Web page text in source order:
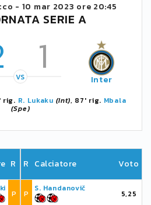
- 10 mar 2023 ore 20:45
SERIE A
1
VS Inter
rig. R. Lukaku (Int), 87' rig. Mbala
(Spe)
R
P
R Calciatore Voto
P
S. Handanovič
5,25